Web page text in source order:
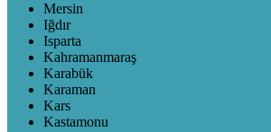
Mersin
Iğdır
Isparta
Kahramanmaraş
Karabük
Karaman
Kars
Kastamonu